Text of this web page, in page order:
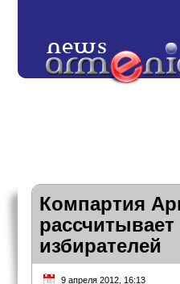
Компартия
избирателей
9 апреля 2012, 16:13